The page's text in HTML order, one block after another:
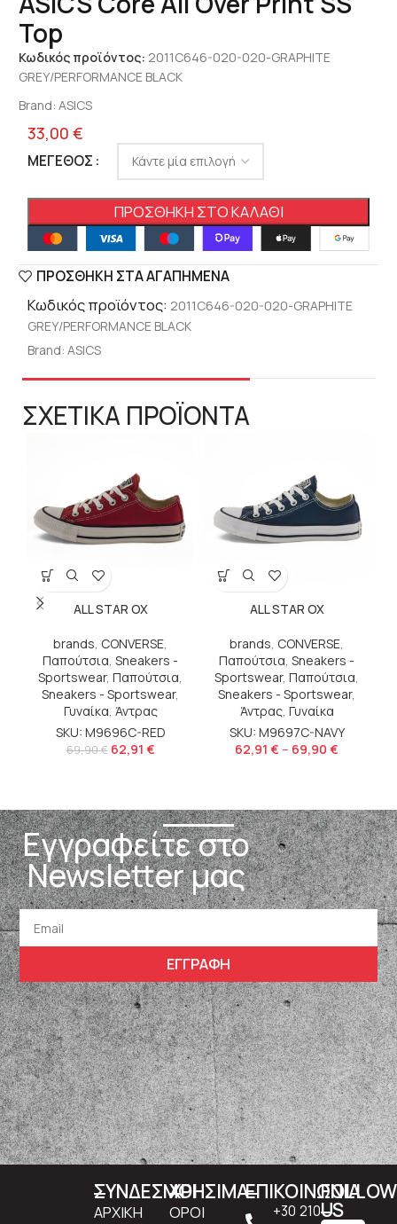
Top
Κωδικός προϊόντος: 2011C646-020-020-GRAPHITE
GREY/PERFORMANCE BLACK
Brand: ASICS
33,00 €
ΜΈΓΕΘΟΣ
ΠΡΟΣΘΉΚΗ ΣΤΟ ΚΑΛΆΘΙ
ΠΡΟΣΘΉΚΗ ΣΤΑ ΑΓΑΠΗΜΈΝΑ
Κωδικός προϊόντος: 2011C646-020-020-GRAPHITE
GREY/PERFORMANCE BLACK
Brand: ASICS
ΣΧΕΤΙΚΑ ΠΡΟΪΟΝΤΑ
ALL STAR OX
brands, CONVERSE,
Παπούτσια, Sneakers -
Sportswear, Παπούτσια,
Sneakers - Sportswear,
Γυναίκα, Άντρας
SKU: M9696C-RED
69,90€ 62,91 €
ALL STAR OX
brands, CONVERSE,
Παπούτσια, Sneakers -
Sportswear, Παπούτσια,
Sneakers - Sportswear,
Άντρας, Γυναίκα
SKU: M9697C-NAVY
62,91 € – 69,90 €
Εγγραφείτε στο
Newsletter μας
ΕΓΓΡΑΦΗ
ΣΥΝΔΕΣΜΟΙ
ΑΡΧΙΚΗ
ΧΡΗΣΙΜΑ
ΟΡΟΙ
ΕΠΙΚΟΙΝΩΝΙΑ
+30 210
FOLLOW
US